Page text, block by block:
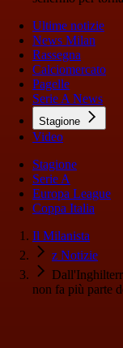
Ultime notizie
News Milan
Rassegna
Calciomercato
Pagelle
Serie A News
Stagione
Video
Stagione
Serie A
Europa League
Coppa Italia
Il Milanista
z Notizie
non fa più parte